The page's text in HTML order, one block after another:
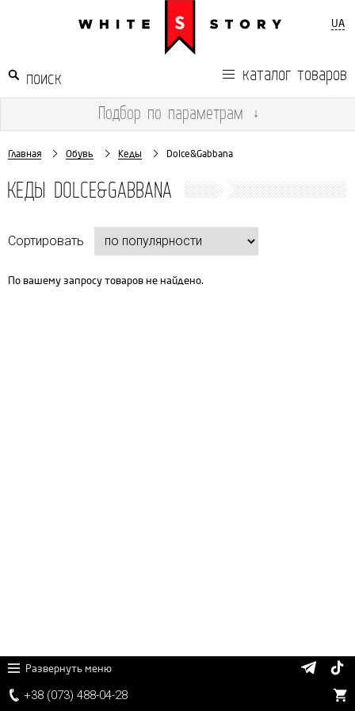
+38 (073) 488-04-28
UA
каталог товаров
Подбор по параметрам ↓
Главная Обувь Кеды Dolce&Gabbana
КЕДЫ DOLCE&GABBANA
Сортировать
По вашему запросу товаров не найдено.
Развернуть меню